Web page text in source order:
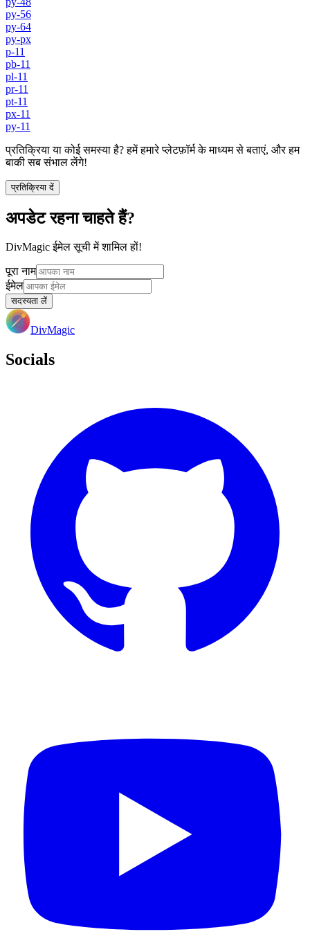
py-56
py-64
py-px
p-11
pb-11
pl-11
pr-11
pt-11
px-11
py-11
प्रतिक्रिया या कोई समस्या है? हमें हमारे प्लेटफ़ॉर्म के माध्यम से बताएं, और हम
बाकी सब संभाल लेंगे!
प्रतिक्रिया दें
अपडेट रहना चाहते हैं?
DivMagic ईमेल सूची में शामिल हों!
पूरा नाम
ईमेल
सदस्यता लें
DivMagic
Socials